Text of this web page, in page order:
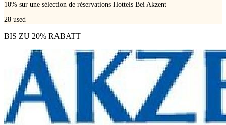
10% sur une sélection de réservations Hottels Bei Akzent
28 used
BIS ZU 20% RABATT